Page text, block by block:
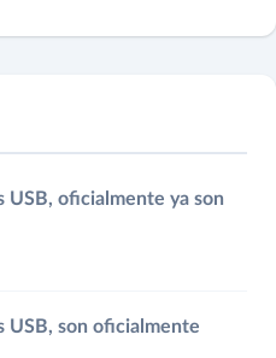
USB, oficialmente ya son
USB, son oficialmente